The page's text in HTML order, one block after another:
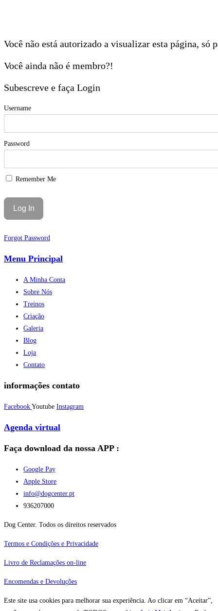
Você não está autorizado a visualizar esta página, só
Você ainda não é membro?!
Subescreve e faça Login
Username
Password
Remember Me
Forgot Password
Menu Principal
A Minha Conta
Sobre Nós
Treinos
Criação
Galeria
Blog
Loja
Contato
informações contato
Facebook Youtube Instagram
Agenda virtual
Faça download da nossa APP :
Google Pay
Apple Store
info@dogcenter.pt
936207000
Dog Center. Todos os direitos reservados
Termos e Condições e Privacidade
Livro de Reclamações on-line
Encomendas e Devoluções
Este site usa cookies para melhorar sua experiência. Ao clicar em “Aceitar”,